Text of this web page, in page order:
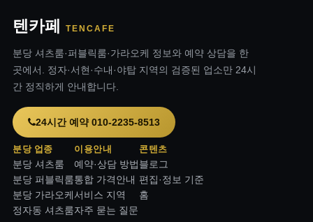
텐카페 TENCAFE
분당 셔츠룸·퍼블릭룸·가라오케 정보와 예약 상담을 한
곳에서. 정자·서현·수내·야탑 지역의 검증된 업소만 24시
간 정직하게 안내합니다.
24시간 예약 010-2235-8513
분당 업종
분당 셔츠룸
분당 퍼블릭룸
분당 가라오케
정자동 셔츠룸
이용안내
예약·상담 방법
통합 가격안내
서비스 지역
자주 묻는 질문
콘텐츠
블로그
편집·정보 기준
홈